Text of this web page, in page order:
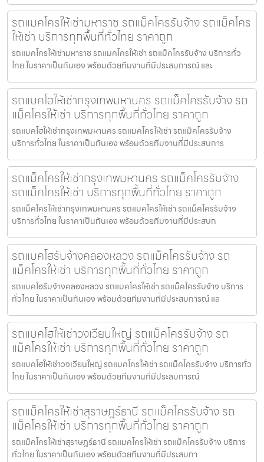
รถแมคโครให้เช่ามหาราช รถแม็คโครรับจ้าง รถแม็คโคร
ให้เช่า บริการทุกพื้นที่ทั่วไทย ราคาถูก
รถแมคโครให้เช่ามหาราช รถแมคโครให้เช่า รถแม็คโครรับจ้าง บริการทั่ว
ไทย ในราคาเป็นกันเอง พร้อมด้วยทีมงานที่มีประสบการณ์ และ
รถแบคโฮให้เช่ากรุงเทพมหานคร รถแม็คโครรับจ้าง รถ
แม็คโครให้เช่า บริการทุกพื้นที่ทั่วไทย ราคาถูก
รถแบคโฮให้เช่ากรุงเทพมหานคร รถแมคโครให้เช่า รถแม็คโครรับจ้าง
บริการทั่วไทย ในราคาเป็นกันเอง พร้อมด้วยทีมงานที่มีประสบการ
รถแม็คโครให้เช่ากรุงเทพมหานคร รถแม็คโครรับจ้าง
รถแม็คโครให้เช่า บริการทุกพื้นที่ทั่วไทย ราคาถูก
รถแม็คโครให้เช่ากรุงเทพมหานคร รถแมคโครให้เช่า รถแม็คโครรับจ้าง
บริการทั่วไทย ในราคาเป็นกันเอง พร้อมด้วยทีมงานที่มีประสบก
รถแบคโฮรับจ้างคลองหลวง รถแม็คโครรับจ้าง รถ
แม็คโครให้เช่า บริการทุกพื้นที่ทั่วไทย ราคาถูก
รถแบคโฮรับจ้างคลองหลวง รถแมคโครให้เช่า รถแม็คโครรับจ้าง บริการ
ทั่วไทย ในราคาเป็นกันเอง พร้อมด้วยทีมงานที่มีประสบการณ์ แล
รถแบคโฮให้เช่าวงเวียนใหญ่ รถแม็คโครรับจ้าง รถ
แม็คโครให้เช่า บริการทุกพื้นที่ทั่วไทย ราคาถูก
รถแบคโฮให้เช่าวงเวียนใหญ่ รถแมคโครให้เช่า รถแม็คโครรับจ้าง บริการทั่ว
ไทย ในราคาเป็นกันเอง พร้อมด้วยทีมงานที่มีประสบการณ์
รถแม็คโครให้เช่าสุราษฎร์ธานี รถแม็คโครรับจ้าง รถ
แม็คโครให้เช่า บริการทุกพื้นที่ทั่วไทย ราคาถูก
รถแม็คโครให้เช่าสุราษฎร์ธานี รถแมคโครให้เช่า รถแม็คโครรับจ้าง บริการ
ทั่วไทย ในราคาเป็นกันเอง พร้อมด้วยทีมงานที่มีประสบกา